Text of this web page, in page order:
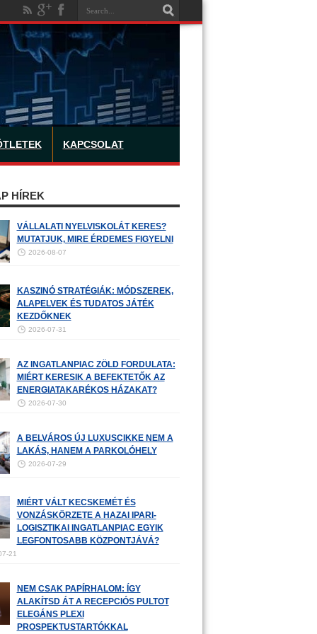
KAPCSOLAT
HÍREK
VÁLLALATI NYELVISKOLÁT KERES?
MUTATJUK, MIRE ÉRDEMES FIGYELNI
2026-08-07
KASZINÓ STRATÉGIÁK: MÓDSZEREK,
ALAPELVEK ÉS TUDATOS JÁTÉK
KEZDŐKNEK
2026-07-31
AZ INGATLANPIAC ZÖLD FORDULATA:
MIÉRT KERESIK A BEFEKTETŐK AZ
ENERGIATAKARÉKOS HÁZAKAT?
2026-07-30
A BELVÁROS ÚJ LUXUSCIKKE NEM A
LAKÁS, HANEM A PARKOLÓHELY
2026-07-29
MIÉRT VÁLT KECSKEMÉT ÉS
VONZÁSKÖRZETE A HAZAI IPARI-
LOGISZTIKAI INGATLANPIAC EGYIK
LEGFONTOSABB KÖZPONTJÁVÁ?
21
NEM CSAK PAPÍRHALOM: ÍGY
ALAKÍTSD ÁT A RECEPCIÓS PULTOT
ELEGÁNS PLEXI
PROSPEKTUSTARTÓKKAL